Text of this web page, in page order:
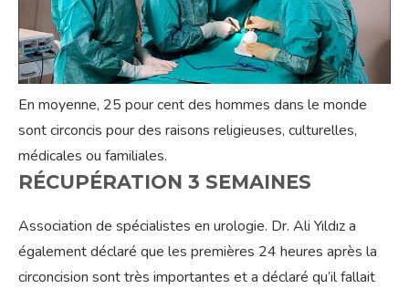
En moyenne, 25 pour cent des hommes dans le monde
sont circoncis pour des raisons religieuses, culturelles,
médicales ou familiales.
RÉCUPÉRATION 3 SEMAINES
Association de spécialistes en urologie. Dr. Ali Yıldız a
également déclaré que les premières 24 heures après la
circoncision sont très importantes et a déclaré qu’il fallait